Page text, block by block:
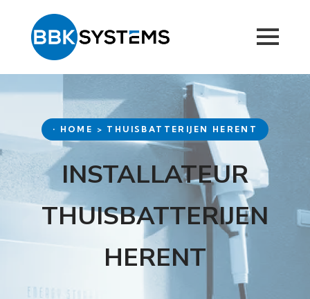
• HOME > THUISBATTERIJEN HERENT
INSTALLATEUR
THUISBATTERIJEN
HERENT